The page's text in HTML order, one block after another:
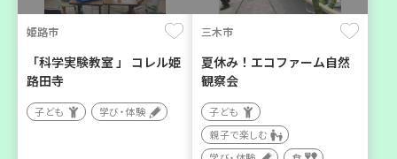
2026年
10 日(木)
2026年
9 11
姫路市
「科学実験教室 」 コレル姫
路田寺
子ども 学び・体験
三木市
夏休み！エコファーム自然
観察会
子ども
親子で楽しむ